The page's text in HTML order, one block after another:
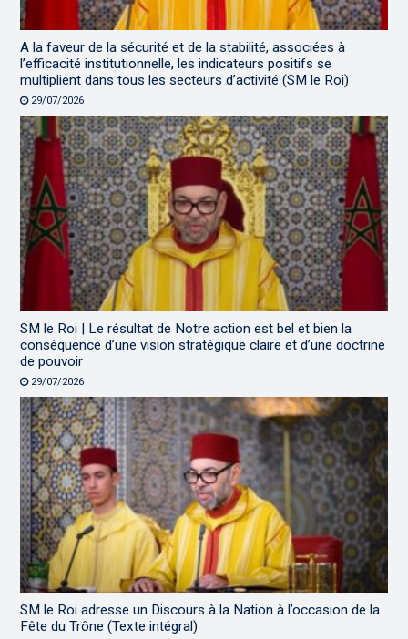
A la faveur de la sécurité et de la stabilité, associées à
l’efficacité institutionnelle, les indicateurs positifs se
multiplient dans tous les secteurs d’activité (SM le Roi)
29/07/2026
SM le Roi | Le résultat de Notre action est bel et bien la
conséquence d’une vision stratégique claire et d’une doctrine
de pouvoir
29/07/2026
SM le Roi adresse un Discours à la Nation à l’occasion de la
Fête du Trône (Texte intégral)